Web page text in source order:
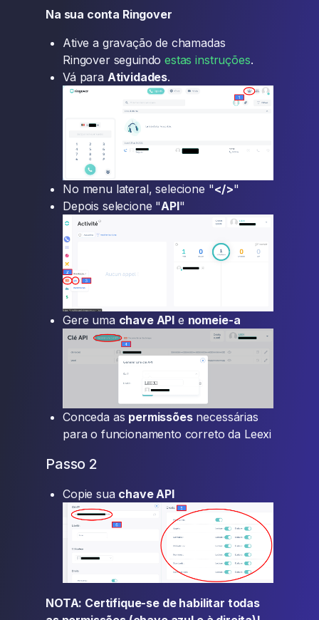
Na sua conta Ringover
Ative a gravação de chamadas
Ringover seguindoestas instruções.
Vá para Atividades.
No menu lateral, selecione "</>"
Depois selecione "API"
Gere uma chave API e nomeie-a
Conceda as permissõesnecessárias
para o funcionamento correto da Leexi
Passo 2
Copie sua chave API
NOTA: Certifique-se de habilitar todas